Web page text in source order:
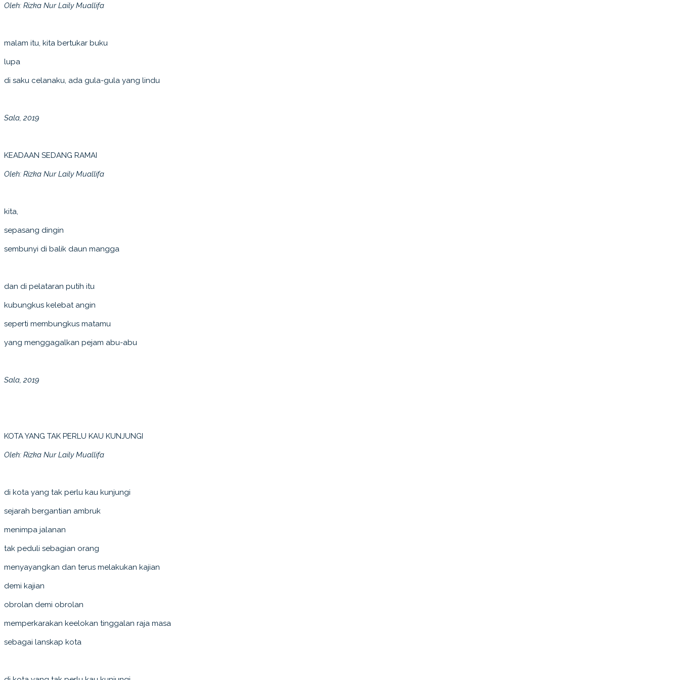
Oleh: Rizka Nur Laily Muallifa
malam itu, kita bertukar buku
lupa
di saku celanaku, ada gula-gula yang lindu
Sala, 2019
KEADAAN SEDANG RAMAI
Oleh: Rizka Nur Laily Muallifa
kita,
sepasang dingin
sembunyi di balik daun mangga
dan di pelataran putih itu
kubungkus kelebat angin
seperti membungkus matamu
yang menggagalkan pejam abu-abu
Sala, 2019
KOTA YANG TAK PERLU KAU KUNJUNGI
Oleh: Rizka Nur Laily Muallifa
di kota yang tak perlu kau kunjungi
sejarah bergantian ambruk
menimpa jalanan
tak peduli sebagian orang
menyayangkan dan terus melakukan kajian
demi kajian
obrolan demi obrolan
memperkarakan keelokan tinggalan raja masa
sebagai lanskap kota